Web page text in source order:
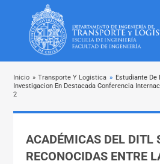
Inicio » Transporte Y Logistica » Estudiante De
Investigacion En Destacada Conferencia
2
ACADÉMICAS DEL DITL
RECONOCIDAS ENTRE